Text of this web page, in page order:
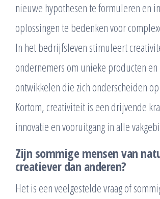
nieuwe hypothesen te formuleren en
oplossingen te bedenken voor
In het bedrijfsleven stimuleert
ondernemers om unieke producten
ontwikkelen die zich onderscheiden
Kortom, creativiteit is een drijvende
innovatie en vooruitgang in alle
Zijn sommige mensen van
creatiever dan anderen?
Het is een veelgestelde vraag of